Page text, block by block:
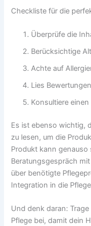
Checkliste für die
Überprüfe die
Berücksichtige
Achte auf
Lies
Konsultiere
Es ist ebenso wichtig,
zu lesen, um die
Produkt kann genauso
Beratungsgespräch
über benötigte
Integration in die
Und denk daran:
Pflege bei, damit dein